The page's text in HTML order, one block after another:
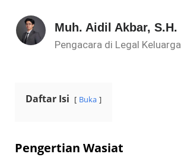
Muh. Aidil Akbar, S.H.
Pengacara di Legal Keluarga
Daftar Isi Buka
Pengertian Wasiat